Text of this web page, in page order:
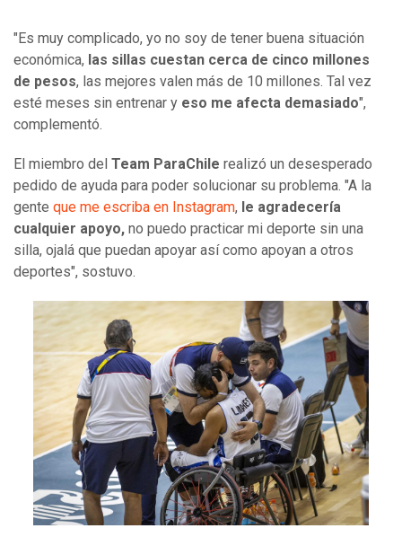
"Es muy complicado, yo no soy de tener buena situación
económica, las sillas cuestan cerca de cinco millones
de pesos, las mejores valen más de 10 millones. Tal vez
esté meses sin entrenar y eso me afecta demasiado",
complementó.
El miembro del Team ParaChile realizó un desesperado
pedido de ayuda para poder solucionar su problema. "A la
gente que me escriba en Instagram, le agradecería
cualquier apoyo, no puedo practicar mi deporte sin una
silla, ojalá que puedan apoyar así como apoyan a otros
deportes", sostuvo.